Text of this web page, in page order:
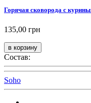
Горячая сковорода с
135,00 грн
Состав:
Soho